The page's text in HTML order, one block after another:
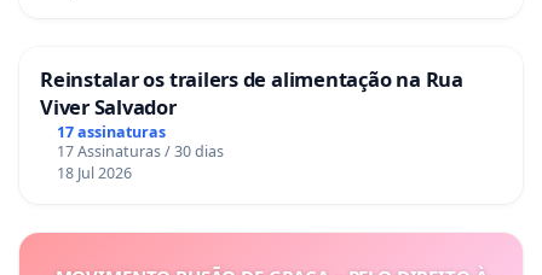
Reinstalar os trailers de alimentação na Rua
Viver Salvador
17 assinaturas
17 Assinaturas / 30 dias
18 Jul 2026